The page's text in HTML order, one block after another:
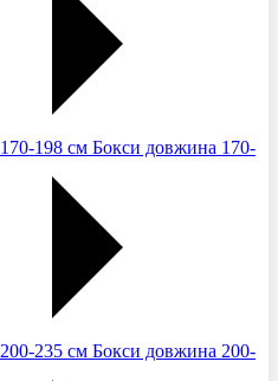
Бокси довжина 170-
Бокси довжина 200-